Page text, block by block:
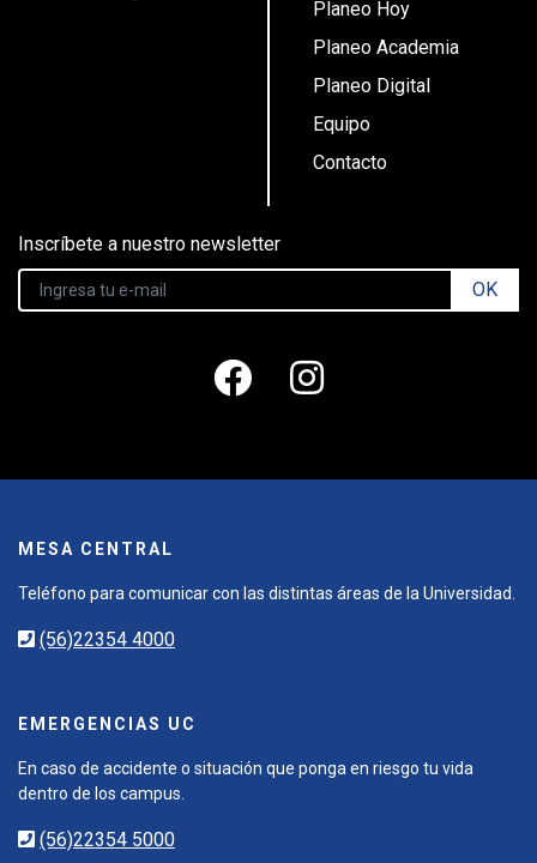
Planeo Hoy
Planeo Academia
Planeo Digital
Equipo
Contacto
Inscríbete a nuestro newsletter
OK
MESA CENTRAL
Teléfono para comunicar con las distintas áreas de la Universidad.
(56)22354 4000
EMERGENCIAS UC
En caso de accidente o situación que ponga en riesgo tu vida
dentro de los campus.
(56)22354 5000